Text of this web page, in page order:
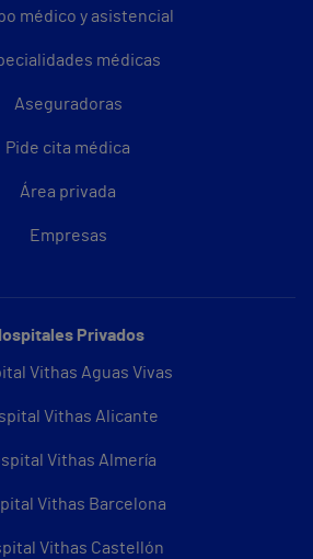
médico y asistencial
médicas
Aseguradoras
Pide cita médica
Área privada
Empresas
Privados
Vithas Aguas Vivas
Vithas Alicante
Vithas Almería
Vithas Barcelona
Vithas Castellón